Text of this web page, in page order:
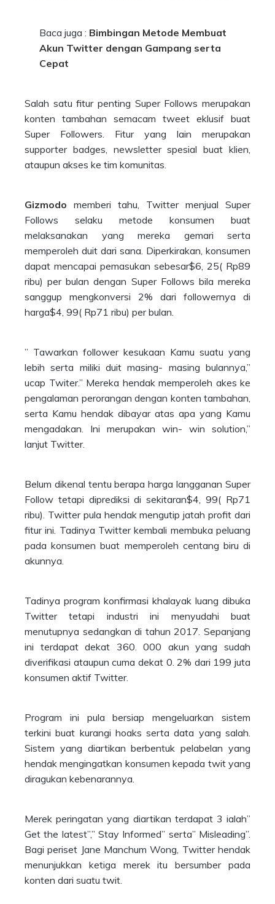
Baca juga : Bimbingan Metode Membuat
Akun Twitter dengan Gampang serta
Cepat
Salah satu fitur penting Super Follows merupakan
konten tambahan semacam tweet eklusif buat
Super Followers. Fitur yang lain merupakan
supporter badges, newsletter spesial buat klien,
ataupun akses ke tim komunitas.
Gizmodo memberi tahu, Twitter menjual Super
Follows selaku metode konsumen buat
melaksanakan yang mereka gemari serta
memperoleh duit dari sana. Diperkirakan, konsumen
dapat mencapai pemasukan sebesar$6, 25( Rp89
ribu) per bulan dengan Super Follows bila mereka
sanggup mengkonversi 2% dari followernya di
harga$4, 99( Rp71 ribu) per bulan.
” Tawarkan follower kesukaan Kamu suatu yang
lebih serta miliki duit masing- masing bulannya,”
ucap Twiter.” Mereka hendak memperoleh akes ke
pengalaman perorangan dengan konten tambahan,
serta Kamu hendak dibayar atas apa yang Kamu
mengadakan. Ini merupakan win- win solution,”
lanjut Twitter.
Belum dikenal tentu berapa harga langganan Super
Follow tetapi diprediksi di sekitaran$4, 99( Rp71
ribu). Twitter pula hendak mengutip jatah profit dari
fitur ini. Tadinya Twitter kembali membuka peluang
pada konsumen buat memperoleh centang biru di
akunnya.
Tadinya program konfirmasi khalayak luang dibuka
Twitter tetapi industri ini menyudahi buat
menutupnya sedangkan di tahun 2017. Sepanjang
ini terdapat dekat 360. 000 akun yang sudah
diverifikasi ataupun cuma dekat 0. 2% dari 199 juta
konsumen aktif Twitter.
Program ini pula bersiap mengeluarkan sistem
terkini buat kurangi hoaks serta data yang salah.
Sistem yang diartikan berbentuk pelabelan yang
hendak mengingatkan konsumen kepada twit yang
diragukan kebenarannya.
Merek peringatan yang diartikan terdapat 3 ialah”
Get the latest”,” Stay Informed” serta” Misleading”.
Bagi periset Jane Manchum Wong, Twitter hendak
menunjukkan ketiga merek itu bersumber pada
konten dari suatu twit.